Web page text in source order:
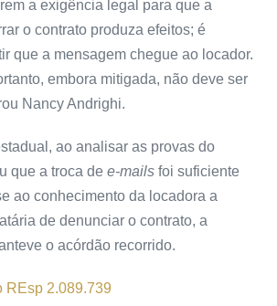
a exigência legal para que a
o contrato produza efeitos; é
que a mensagem chegue ao locador.
embora mitigada, não deve ser
Nancy Andrighi.
ao analisar as provas do
que a troca de e-mails foi suficiente
ao conhecimento da locadora a
de denunciar o contrato, a
o acórdão recorrido.
REsp 2.089.739